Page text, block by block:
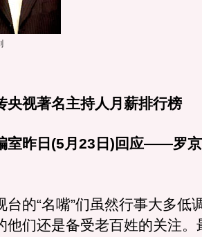
视著名主持人月薪排行榜
昨日(5月23日)回应——罗京
“名嘴”们虽然行事大多低
他们还是备受老百姓的关注。